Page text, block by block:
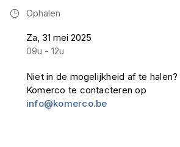
Ophalen
Za, 31 mei 2025
09u - 12u
Niet in de mogelijkheid af te halen?
Komerco te contacteren op
info@komerco.be